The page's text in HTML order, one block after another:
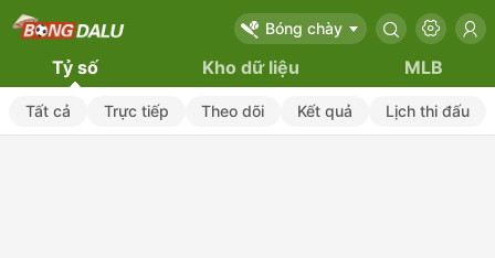
Bóng chày
Tỷ số Kho dữ liệu MLB
Tất cả Trực tiếp Theo dõi Kết quả Lịch thi đấu